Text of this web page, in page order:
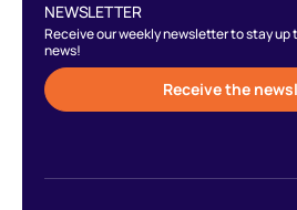
NEWSLETTER
Receive our weekly newsletter to stay
news!
Receive the